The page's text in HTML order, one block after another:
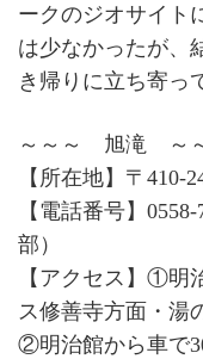
ークのジオサイト
は少なかったが、
き帰りに立ち寄っ
～～～ 旭滝 ～
【所在地】〒410-
【電話番号】
部）
【アクセス】①明
ス修善寺方面・湯
②明治館から車で